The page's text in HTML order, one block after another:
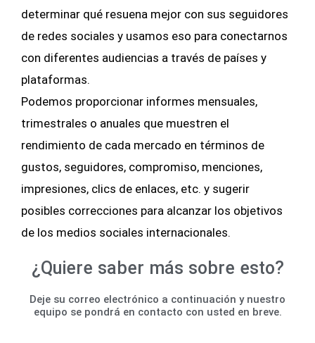
determinar qué resuena mejor con sus seguidores
de redes sociales y usamos eso para conectarnos
con diferentes audiencias a través de países y
plataformas.
Podemos proporcionar informes mensuales,
trimestrales o anuales que muestren el
rendimiento de cada mercado en términos de
gustos, seguidores, compromiso, menciones,
impresiones, clics de enlaces, etc. y sugerir
posibles correcciones para alcanzar los objetivos
de los medios sociales internacionales.
¿Quiere saber más sobre esto?
Deje su correo electrónico a continuación y nuestro
equipo se pondrá en contacto con usted en breve.